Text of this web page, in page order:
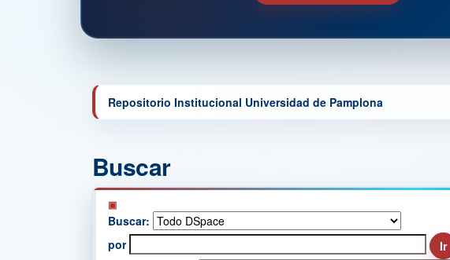
Repositorio Institucional Universidad de Pamplona
Buscar
Buscar:
por